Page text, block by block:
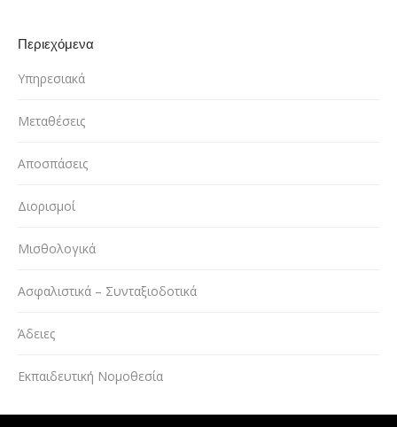
Περιεχόμενα
Υπηρεσιακά
Μεταθέσεις
Αποσπάσεις
Διορισμοί
Μισθολογικά
Ασφαλιστικά – Συνταξιοδοτικά
Άδειες
Εκπαιδευτική Νομοθεσία